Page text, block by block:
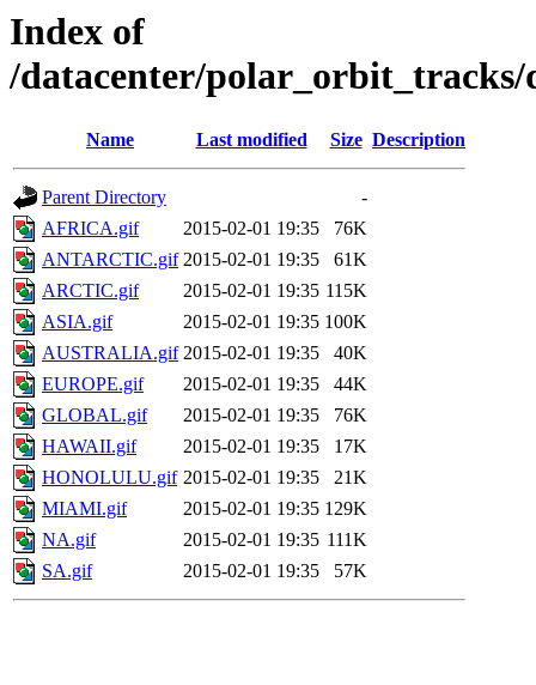
Index of
/datacenter/polar_orbit_tracks/
Name Last modified Size Description
Parent Directory
-
AFRICA.gif
2015-02-01 19:35
76K
ANTARCTIC.gif 2015-02-01 19:35
61K
ARCTIC.gif
2015-02-01 19:35 115K
ASIA.gif
2015-02-01 19:35 100K
AUSTRALIA.gif 2015-02-01 19:35
40K
EUROPE.gif
2015-02-01 19:35
44K
GLOBAL.gif
2015-02-01 19:35
76K
HAWAII.gif
2015-02-01 19:35
17K
HONOLULU.gif 2015-02-01 19:35
21K
MIAMI.gif
2015-02-01 19:35 129K
NA.gif
2015-02-01 19:35 111K
SA.gif
2015-02-01 19:35 57K